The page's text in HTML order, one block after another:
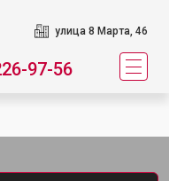
улица 8 Марта, 46
97-56